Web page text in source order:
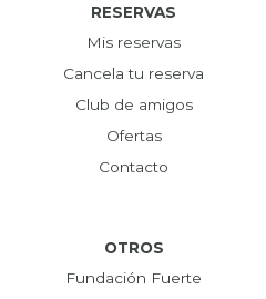
RESERVAS
Mis reservas
Cancela tu reserva
Club de amigos
Ofertas
Contacto
OTROS
Fundación Fuerte